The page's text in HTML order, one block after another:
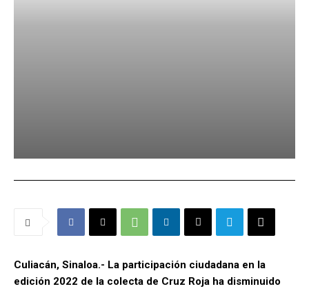
Culiacán, Sinaloa.- La participación ciudadana en la
edición 2022 de la colecta de Cruz Roja ha disminuido